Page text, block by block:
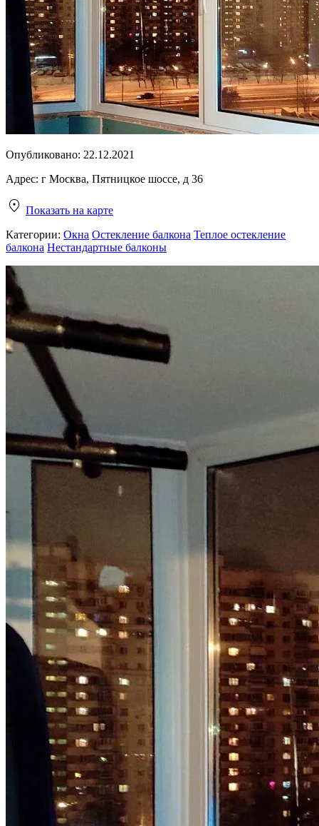
Опубликовано: 22.12.2021
Адрес: г Москва, Пятницкое шоссе, д 36
Показать на карте
Категории: Окна Остекление балкона Теплое остекление
балкона Нестандартные балконы